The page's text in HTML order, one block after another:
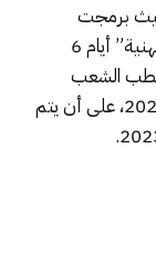
حيث برمجت
اختبارات «قطب الشعب العلمية والتقنية والمهنية” أيام 6
“قطب الشعب
الأدبية والتعليم الأصيل” يومي 9 و10يونيو 2023، على أن يتم